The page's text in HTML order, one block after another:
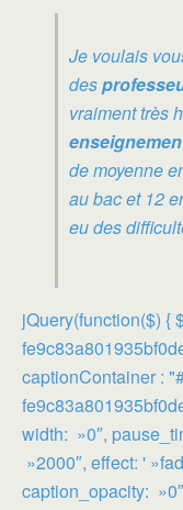
Je voulais
des
vraiment très
de moyenne
au bac et 12
eu des
jQuery(function($) {
captionContainer :
width: »0″,
»2000″, effect: '
caption_opacity: